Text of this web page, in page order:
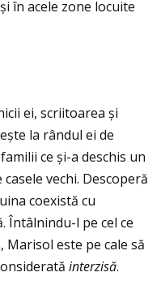
în acele zone locuite
ei, scriitoarea și
la rândul ei de
ce și-a deschis un
vechi. Descoperă
coexistă cu
Întâlnindu-l pe cel ce
Marisol este pe cale să
interzisă.